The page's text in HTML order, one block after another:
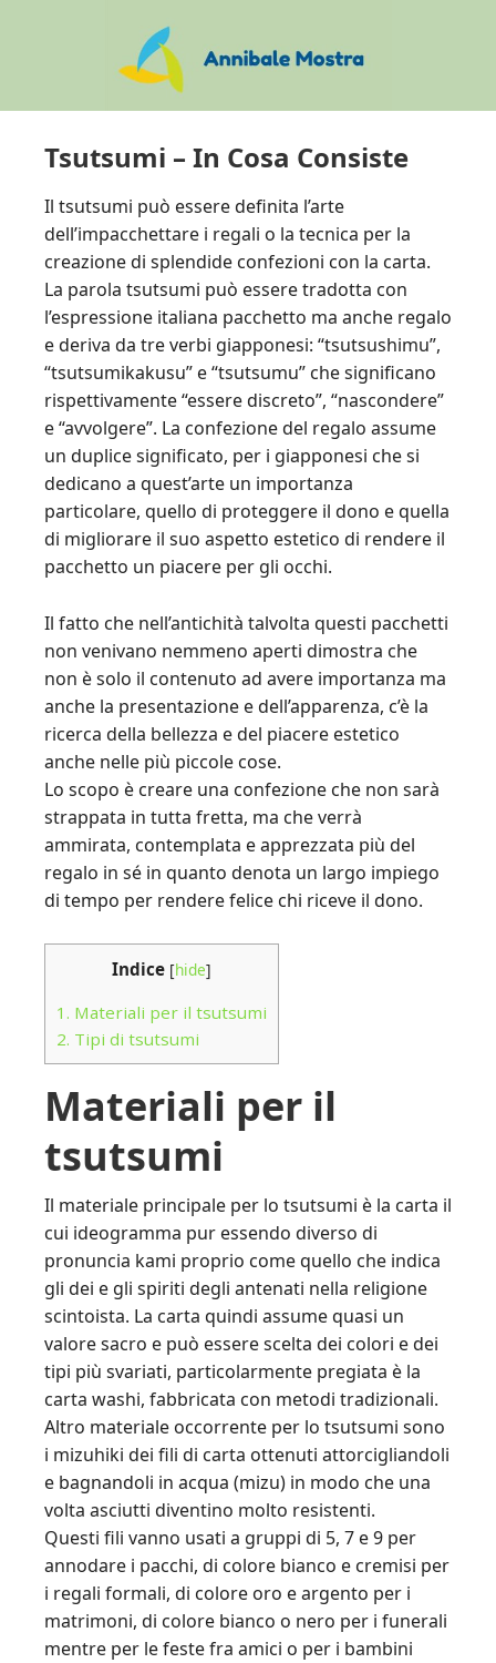
Tsutsumi – In Cosa Consiste
Il tsutsumi può essere definita l’arte
dell’impacchettare i regali o la tecnica per la
creazione di splendide confezioni con la carta.
La parola tsutsumi può essere tradotta con
l’espressione italiana pacchetto ma anche regalo
e deriva da tre verbi giapponesi: “tsutsushimu”,
“tsutsumikakusu” e “tsutsumu” che significano
rispettivamente “essere discreto”, “nascondere”
e “avvolgere”. La confezione del regalo assume
un duplice significato, per i giapponesi che si
dedicano a quest’arte un importanza
particolare, quello di proteggere il dono e quella
di migliorare il suo aspetto estetico di rendere il
pacchetto un piacere per gli occhi.
Il fatto che nell’antichità talvolta questi pacchetti
non venivano nemmeno aperti dimostra che
non è solo il contenuto ad avere importanza ma
anche la presentazione e dell’apparenza, c’è la
ricerca della bellezza e del piacere estetico
anche nelle più piccole cose.
Lo scopo è creare una confezione che non sarà
strappata in tutta fretta, ma che verrà
ammirata, contemplata e apprezzata più del
regalo in sé in quanto denota un largo impiego
di tempo per rendere felice chi riceve il dono.
Indice [hide]
1. Materiali per il tsutsumi
2. Tipi di tsutsumi
Materiali per il
tsutsumi
Il materiale principale per lo tsutsumi è la carta il
cui ideogramma pur essendo diverso di
pronuncia kami proprio come quello che indica
gli dei e gli spiriti degli antenati nella religione
scintoista. La carta quindi assume quasi un
valore sacro e può essere scelta dei colori e dei
tipi più svariati, particolarmente pregiata è la
carta washi, fabbricata con metodi tradizionali.
Altro materiale occorrente per lo tsutsumi sono
i mizuhiki dei fili di carta ottenuti attorcigliandoli
e bagnandoli in acqua (mizu) in modo che una
volta asciutti diventino molto resistenti.
Questi fili vanno usati a gruppi di 5, 7 e 9 per
annodare i pacchi, di colore bianco e cremisi per
i regali formali, di colore oro e argento per i
matrimoni, di colore bianco o nero per i funerali
mentre per le feste fra amici o per i bambini